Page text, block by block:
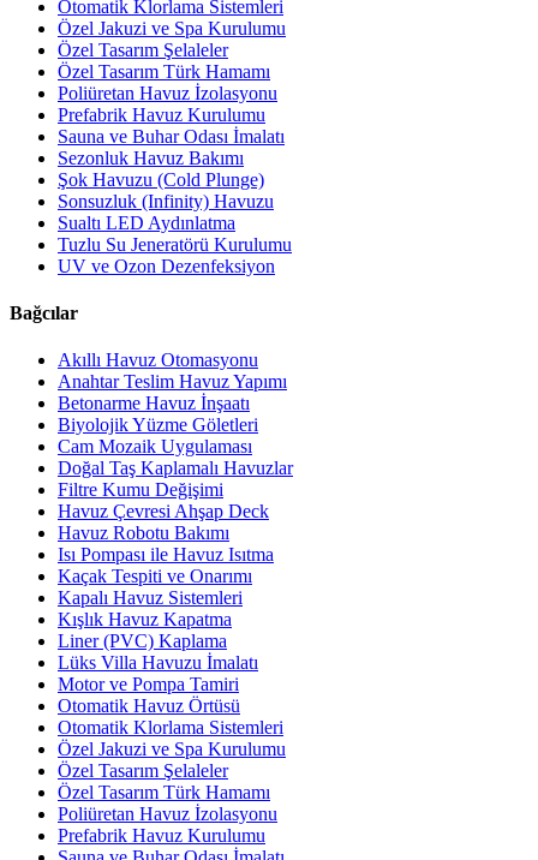
Otomatik Klorlama Sistemleri
Özel Jakuzi ve Spa Kurulumu
Özel Tasarım Şelaleler
Özel Tasarım Türk Hamamı
Poliüretan Havuz İzolasyonu
Prefabrik Havuz Kurulumu
Sauna ve Buhar Odası İmalatı
Sezonluk Havuz Bakımı
Şok Havuzu (Cold Plunge)
Sonsuzluk (Infinity) Havuzu
Sualtı LED Aydınlatma
Tuzlu Su Jeneratörü Kurulumu
UV ve Ozon Dezenfeksiyon
Bağcılar
Akıllı Havuz Otomasyonu
Anahtar Teslim Havuz Yapımı
Betonarme Havuz İnşaatı
Biyolojik Yüzme Göletleri
Cam Mozaik Uygulaması
Doğal Taş Kaplamalı Havuzlar
Filtre Kumu Değişimi
Havuz Çevresi Ahşap Deck
Havuz Robotu Bakımı
Isı Pompası ile Havuz Isıtma
Kaçak Tespiti ve Onarımı
Kapalı Havuz Sistemleri
Kışlık Havuz Kapatma
Liner (PVC) Kaplama
Lüks Villa Havuzu İmalatı
Motor ve Pompa Tamiri
Otomatik Havuz Örtüsü
Otomatik Klorlama Sistemleri
Özel Jakuzi ve Spa Kurulumu
Özel Tasarım Şelaleler
Özel Tasarım Türk Hamamı
Poliüretan Havuz İzolasyonu
Prefabrik Havuz Kurulumu